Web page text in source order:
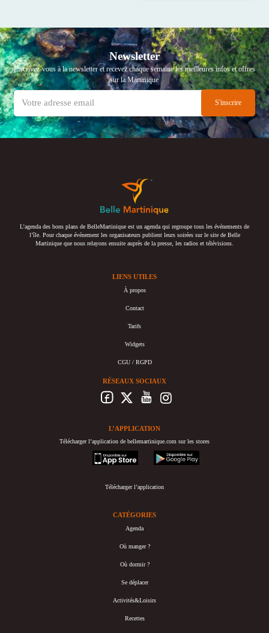
Newsletter
Inscrivez-vous à la newsletter et recevez chaque semaine les meilleures infos et offres
sur la Martinique
L’agenda des bons plans de BelleMartinique est un agenda qui regroupe tous les événements de
l’île. Pour chaque événement les organisateurs publient leurs soirées sur le site de Belle
Martinique que nous relayons ensuite auprès de la presse, les radios et télévisions.
LIENS UTILES
À propos
Contact
Tarifs
Widgets
CGU / RGPD
RÉSEAUX SOCIAUX
L’APPLICATION
Télécharger l’application de bellemartinique.com sur les stores
appstore
googleplay
Télécharger l’application
CATÉGORIES
Agenda
Où manger ?
Où dormir ?
Se déplacer
Activités&Loisirs
Recettes